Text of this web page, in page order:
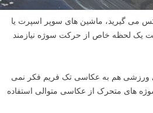
می گیرید، ماشین های سوپر اسپرت یا
یک لحظه خاص از حرکت سوژه نیازمند
ورزشی هم به عکاسی تک فریم فکر نمی
های متحرک از عکاسی متوالی استفاده